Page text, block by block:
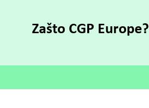
Zašto CGP Europe?